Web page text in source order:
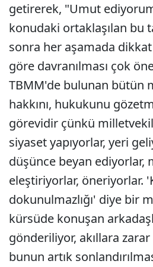
getirerek, "Umut
konudaki ortaklaşılan bu
sonra her aşamada
göre davranılması çok
TBMM'de bulunan bütün
hakkını, hukukunu
görevidir çünkü
siyaset yapıyorlar, yeri
düşünce beyan ediyorlar,
eleştiriyorlar, öneriyorlar.
dokunulmazlığı' diye bir
kürsüde konuşan
gönderiliyor, akıllara
bunun artık